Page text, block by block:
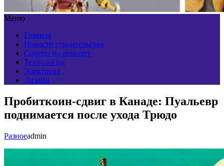
Меню
Главная
Новости строительства
Советы по ремонту
Технологии
Электрика
Дизайн
Пробиткоин-сдвиг в Канаде: Пуальевр
поднимается после ухода Трюдо
Разноеadmin